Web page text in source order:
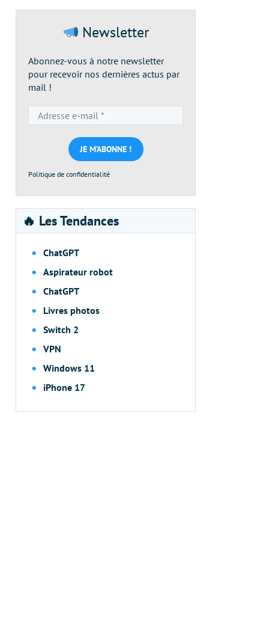
Newsletter
Abonnez-vous à notre newsletter
pour recevoir nos dernières actus par
mail !
e-
mail
*
Politique de confidentialité
🔥 Les Tendances
ChatGPT
Aspirateur robot
ChatGPT
Livres photos
Switch 2
VPN
Windows 11
iPhone 17